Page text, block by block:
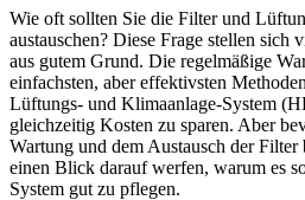
Wie oft sollten Sie die Filter und
austauschen? Diese Frage stellen sich
aus gutem Grund. Die regelmäßige
einfachsten, aber effektivsten
Lüftungs- und Klimaanlage-System
gleichzeitig Kosten zu sparen. Aber
Wartung und dem Austausch der Filter
einen Blick darauf werfen, warum es
System gut zu pflegen.